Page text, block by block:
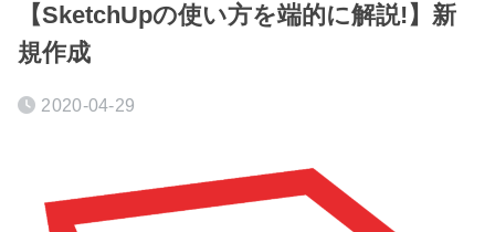
【SketchUpの使い方を端的に解説!】新
規作成
2020-04-29